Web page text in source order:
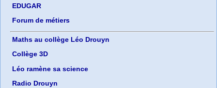
EDUGAR
Forum de métiers
Maths au collège Léo Drouyn
Collège 3D
Léo ramène sa science
Radio Drouyn